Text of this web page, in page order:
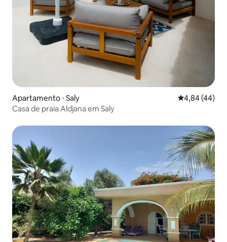
Apartamento ⋅ Saly 4,84 de uma
4,84 (44)
Casa de praia Aldjana em Saly